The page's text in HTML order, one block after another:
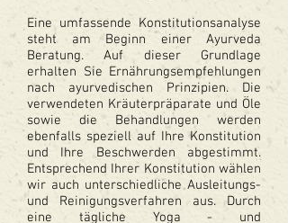
Eine umfassende Konstitutionsanalyse
steht am Beginn einer Ayurveda
Beratung. Auf dieser Grundlage
erhalten Sie Ernährungsempfehlungen
nach ayurvedischen Prinzipien. Die
verwendeten Kräuterpräparate und Öle
sowie die Behandlungen werden
ebenfalls speziell auf Ihre Konstitution
und Ihre Beschwerden abgestimmt.
Entsprechend Ihrer Konstitution wählen
wir auch unterschiedliche Ausleitungs-
und Reinigungsverfahren aus. Durch
eine tägliche Yoga - und